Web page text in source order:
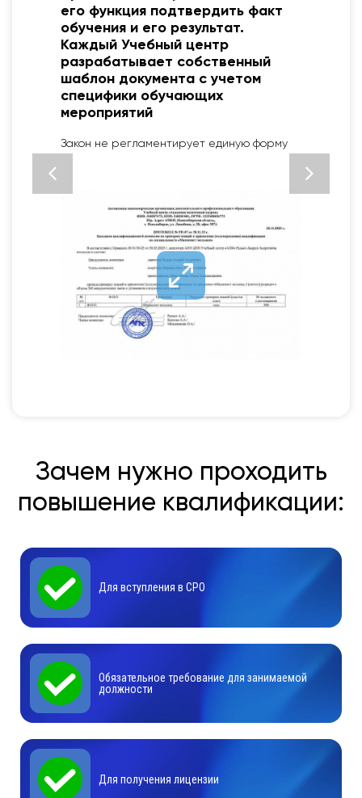
его функция подтвердить факт
обучения и его результат.
Каждый Учебный центр
разрабатывает собственный
шаблон документа с учетом
специфики обучающих
мероприятий
Закон не регламентирует единую форму
Зачем нужно проходить
повышение квалификации:
Для вступления в СРО
Обязательное требование для занимаемой
должности
Для получения лицензии